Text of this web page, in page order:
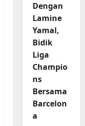
Dengan
Lamine
Yamal,
Bidik
Liga
Champio
ns
Bersama
Barcelon
a